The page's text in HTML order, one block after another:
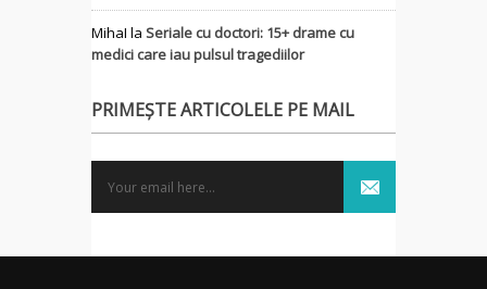
MihaI la Seriale cu doctori: 15+ drame cu
medici care iau pulsul tragediilor
PRIMEȘTE ARTICOLELE PE MAIL